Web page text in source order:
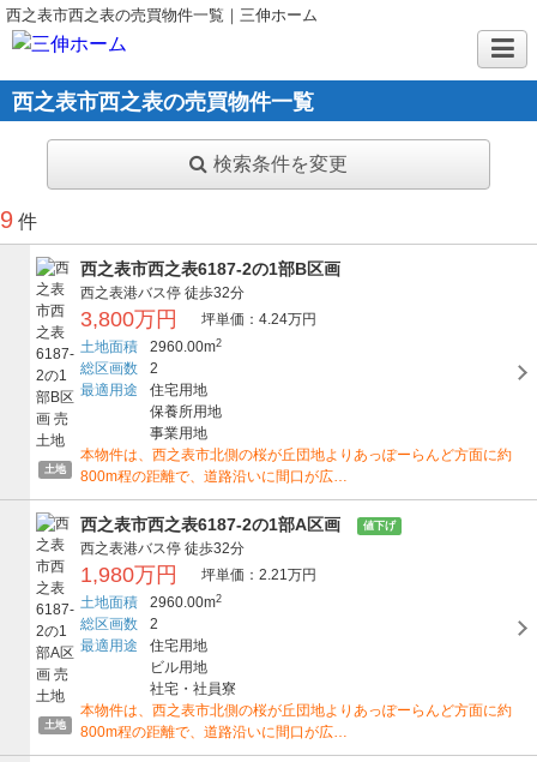
西之表市西之表の売買物件一覧｜三伸ホーム
西之表市西之表の売買物件一覧
検索条件を変更
9 件
土地
西之表市西之表6187-2の1部B区画
西之表港バス停 徒歩32分
3,800万円
坪単価：4.24万円
土地面積
2960.00m2
総区画数
2
最適用途
住宅用地
保養所用地
事業用地
本物件は、西之表市北側の桜が丘団地よりあっぽーらんど方面に約
800m程の距離で、道路沿いに間口が広…
土地
西之表市西之表6187-2の1部A区画 値下げ
西之表港バス停 徒歩32分
1,980万円
坪単価：2.21万円
土地面積
2960.00m2
総区画数
2
最適用途
住宅用地
ビル用地
社宅・社員寮
本物件は、西之表市北側の桜が丘団地よりあっぽーらんど方面に約
800m程の距離で、道路沿いに間口が広…